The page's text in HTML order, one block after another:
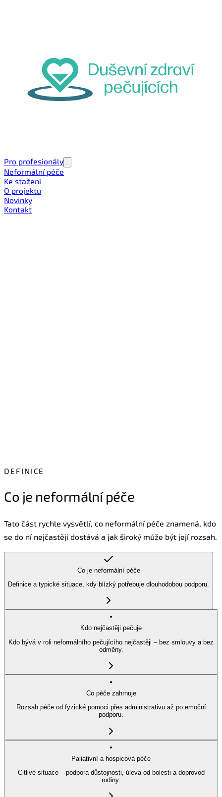
Pro profesionály
Neformální péče
Ke stažení
O projektu
Novinky
Kontakt
DEFINICE
Co je neformální péče
Tato část rychle vysvětlí, co neformální péče znamená, kdo
se do ní nejčastěji dostává a jak široký může být její rozsah.
Co je neformální péče
Definice a typické situace, kdy blízký potřebuje dlouhodobou podporu.
Kdo nejčastěji pečuje
Kdo bývá v roli neformálního pečujícího nejčastěji – bez smlouvy a bez
odměny.
Co péče zahrnuje
Rozsah péče od fyzické pomoci přes administrativu až po emoční
podporu.
Paliativní a hospicová péče
Citlivé situace – podpora důstojnosti, úleva od bolesti a doprovod
rodiny.